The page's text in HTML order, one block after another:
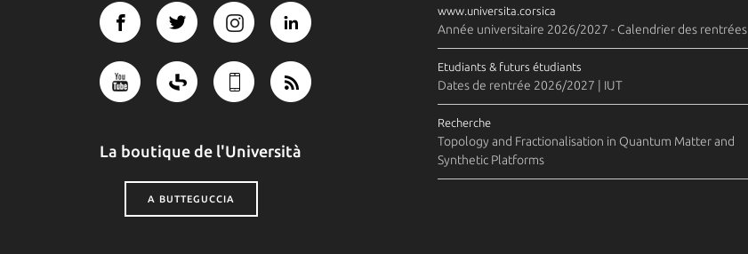
La boutique de l'Università
A BUTTEGUCCIA
www.universita.corsica
Année universitaire 2026/2027 - Calendrier des rentrées
Etudiants & futurs étudiants
Dates de rentrée 2026/2027 | IUT
Recherche
Topology and Fractionalisation in Quantum Matter and
Synthetic Platforms